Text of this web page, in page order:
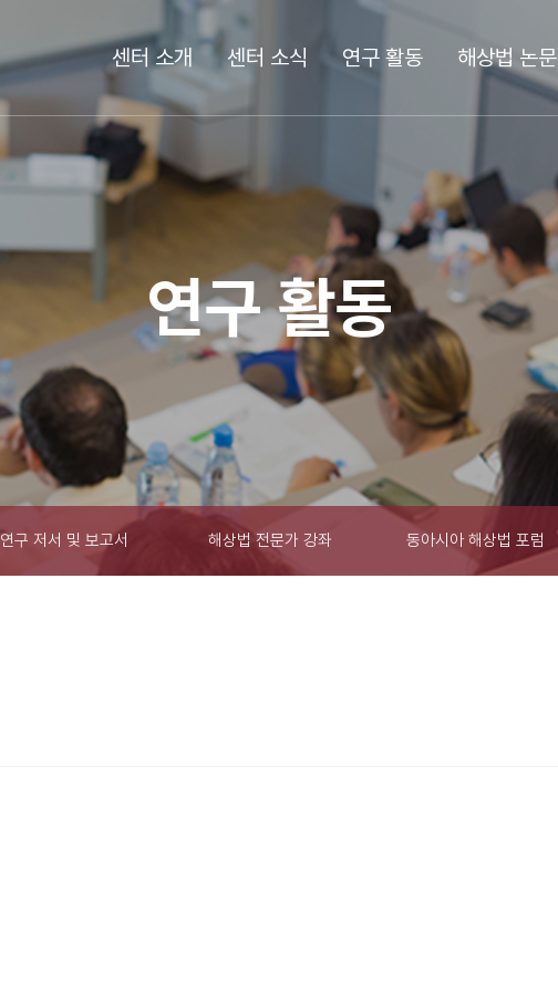
센터 소개 센터 소식 연구 활동 해상법 논문
연구 활동
연구 저서 및 보고서 해상법 전문가 강좌 동아시아 해상법 포럼